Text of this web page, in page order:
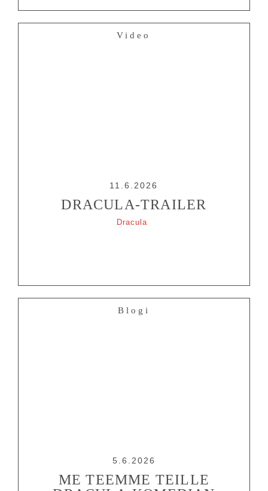
Video
11.6.2026
DRACULA-TRAILER
Dracula
Blogi
5.6.2026
ME TEEMME TEILLE